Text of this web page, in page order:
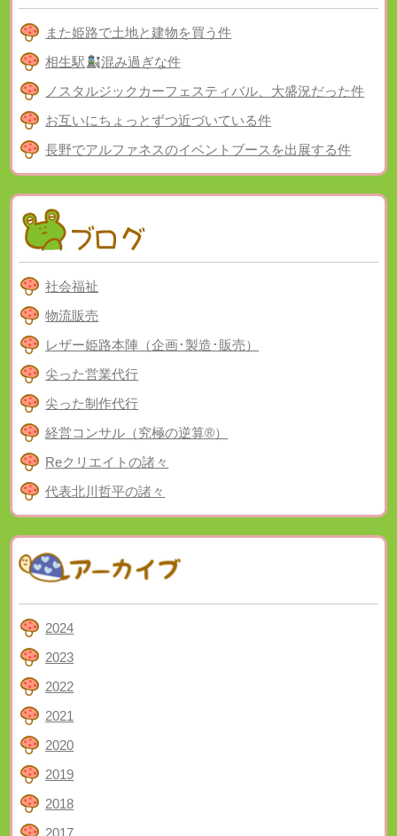
また姫路で土地と建物を買う件
相生駅
混み過ぎな件
ノスタルジックカーフェスティバル、大盛況だった件
お互いにちょっとずつ近づいている件
長野でアルファネスのイベントブースを出展する件
社会福祉
物流販売
レザー姫路本陣（企画･製造･販売）
尖った営業代行
尖った制作代行
経営コンサル（究極の逆算®）
Reクリエイトの諸々
代表北川哲平の諸々
2024
2023
2022
2021
2020
2019
2018
2017